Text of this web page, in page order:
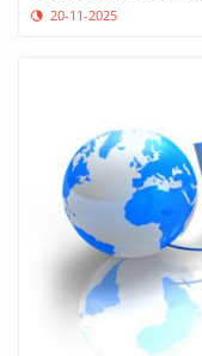
20-11-2025